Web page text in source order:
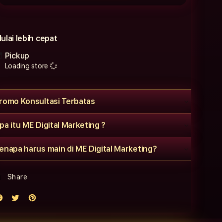
lebih cepat
Pickup
Loading store
Konsultasi Terbatas
itu ME Digital Marketing ?
harus main di ME Digital Marketing?
Share